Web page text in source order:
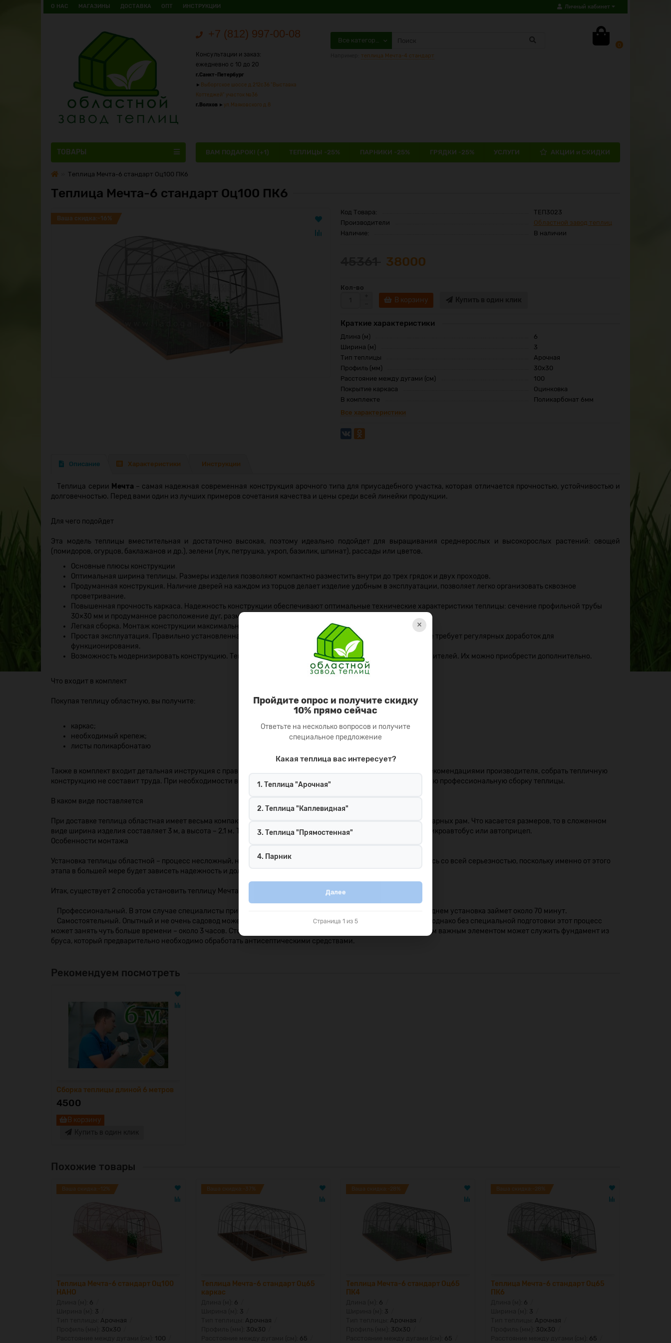
Личный кабинет
О НАС МАГАЗИНЫ ДОСТАВКА ОПТ ИНСТРУКЦИИ
+7 (812) 997-00-08
Консультации и заказ:
ежедневно с 10 до 20
г.Санкт-Петербург
► Выборгское шоссе д.212с36 "Выставка
Коттеджей" участок №36
г.Волхов ► ул.Маяковского д.8
0
Все категории
теплица Мечта-4 стандарт
ВАМ ПОДАРОК! (+1) ТЕПЛИЦЫ -25% ПАРНИКИ -25% ГРЯДКИ -25% УСЛУГИ АКЦИИ и СКИДКИ
ТОВАРЫ
Теплица Мечта-6 стандарт Оц100 ПК6
Теплица Мечта-6 стандарт Оц100 ПК6
Ваша скидка:-16%
Код Товара:
ТЕП3023
Производители
Областной завод теплиц
Наличие:
В наличии
38000
Кол-во
В корзину Купить в один клик
Краткие характеристики
Длина (м)
6
Ширина (м)
3
Тип теплицы
Арочная
Профиль (мм)
30x30
Расстояние между дугами (см)
100
Покрытие каркаса
Оцинковка
В комплекте
Поликарбонат 6мм
Все характеристики
Описание Характеристики Инструкции
Теплица серии Мечта – самая надежная современная конструкция арочного типа для приусадебного участка, которая отличается прочностью, устойчивостью и
долговечностью. Перед вами один из лучших примеров сочетания качества и цены среди всей линейки продукции.
Для чего подойдет
Эта модель теплицы вместительная и достаточно высокая, поэтому идеально подойдет для выращивания среднерослых и высокорослых растений: овощей
(помидоров, огурцов, баклажанов и др.), зелени (лук, петрушка, укроп, базилик, шпинат), рассады или цветов.
Основные плюсы конструкции
Оптимальная ширина теплицы. Размеры изделия позволяют компактно разместить внутри до трех грядок и двух проходов.
Продуманная конструкция. Наличие дверей на каждом из торцов делает изделие удобным в эксплуатации, позволяет легко организовать сквозное
проветривание.
Повышенная прочность каркаса. Надежность конструкции обеспечивают оптимальные технические характеристики теплицы: сечение профильной трубы
30×30 мм и продуманное расположение дуг, размещенных друг от друга на расстоянии 100 см.
Легкая сборка. Монтаж конструкции максимально упрощен.
Простая эксплуатация. Правильно установленная теплица Областная неприхотлива в использовании, не требует регулярных доработок для
функционирования.
Возможность модернизировать конструкцию. Теплицу можно увеличить при помощи специальных удлинителей. Их можно приобрести дополнительно.
Что входит в комплект
Покупая теплицу областную, вы получите:
каркас;
необходимый крепеж;
листы поликарбонатаю
Также в комплект входит детальная инструкция с правилами сборки и эксплуатации изделия. Так, пользуясь рекомендациями производителя, собрать тепличную
конструкцию не составит труда. При необходимости в нашей компании можно дополнительно заказать быструю профессиональную сборку теплицы.
В каком виде поставляется
При доставке теплица областная имеет весьма компактный вид. Комплект состоит из готовых дугообразных сварных рам. Что касается размеров, то в сложенном
виде ширина изделия составляет 3 м, а высота – 2,1 м. Таким образом, для ее доставки может использоваться микроавтобус или автоприцеп.
Особенности монтажа
Установка теплицы областной – процесс несложный, но имеющий нюансы. К вопросам монтажа стоит отнестись со всей серьезностью, поскольку именно от этого
этапа в большей мере будет зависеть надежность и долговечность конструкции.
Итак, существует 2 способа установить теплицу Мечта:
Профессиональный. В этом случае специалисты прибудут к месту монтажа со своими инструментами. В среднем установка займет около 70 минут.
Самостоятельный. Опытный и не очень садовод может справиться с монтажными работами самостоятельно, однако без специальной подготовки этот процесс
может занять чуть больше времени – около 3 часов. Стоит заранее побеспокоиться об основе конструкции. Этим важным элементом может служить фундамент из
бруса, который предварительно необходимо обработать антисептическими средствами.
Рекомендуем посмотреть
Сборка теплицы длиной 6 метров
4500
В корзину
Купить в один клик
Похожие товары
Ваша скидка:-12%
Теплица Мечта-6 стандарт Оц100
НАНО
6
3
Арочная
30x30
100
Ваша скидка:-37%
Теплица Мечта-6 стандарт Оц65
каркас
6
3
Арочная
30x30
65
Ваша скидка:-28%
Теплица Мечта-6 стандарт Оц65
ПК4
6
3
Арочная
30x30
65
Ваша скидка:-28%
Теплица Мечта-6 стандарт Оц65
ПК6
6
3
Арочная
30x30
65
×
Пройдите опрос и получите скидку
10% прямо сейчас
Ответьте на несколько вопросов и получите
специальное предложение
Какая теплица вас интересует?
1. Теплица "Арочная"
2. Теплица "Каплевидная"
3. Теплица "Прямостенная"
4. Парник
Далее
Страница 1 из 5